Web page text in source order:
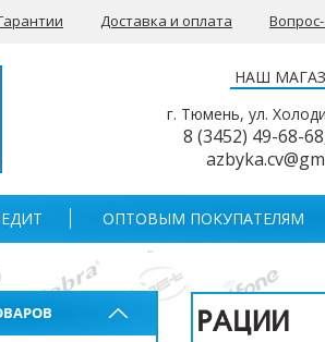
Доставка и оплата
НАШ
г. Тюмень, ул.
8 (3452) 49-68-68
ОПТОВЫМ ПОКУПАТЕЛЯМ